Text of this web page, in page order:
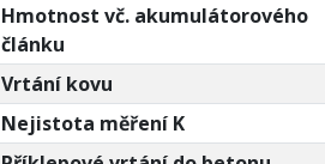
Hmotnost vč. akumulátorového
článku
Vrtání kovu
Nejistota měření K